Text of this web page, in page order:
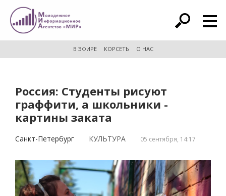
расширенный поиск
В ЭФИРЕ КОРСЕТЬ О НАС
Россия: Студенты рисуют
граффити, а школьники -
картины заката
Санкт-Петербург КУЛЬТУРА 05 сентября, 14:17